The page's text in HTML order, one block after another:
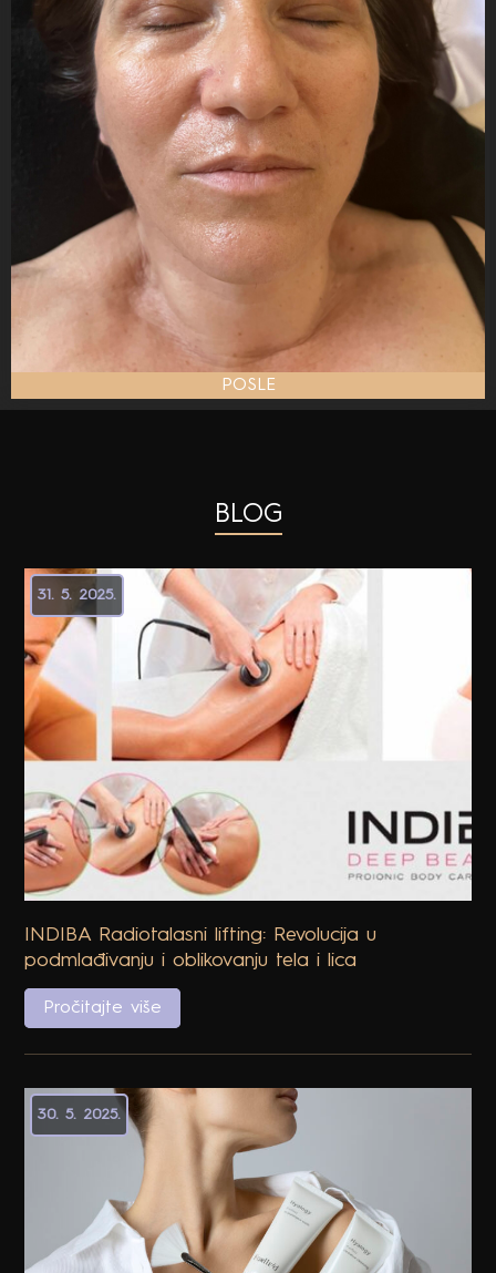
31. 5. 2025.
INDIBA Radiotalasni lifting: Revolucija u
podmlađivanju i oblikovanju tela i lica